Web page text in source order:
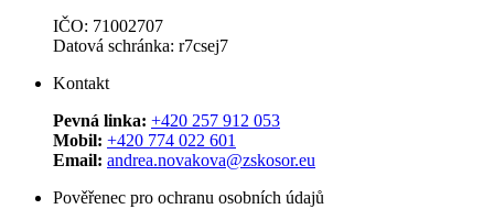
IČO: 71002707
Datová schránka: r7csej7
Kontakt
Pevná linka: +420 257 912 053
Mobil: +420 774 022 601
Email: andrea.novakova@zskosor.eu
Pověřenec pro ochranu osobních údajů